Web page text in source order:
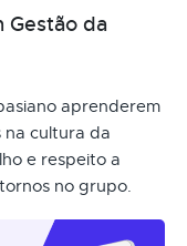
Gestão da
aprenderem
na cultura da
e respeito a
no grupo.